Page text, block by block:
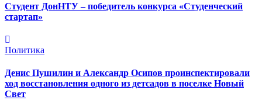
Студент ДонНТУ – победитель конкурса «Студенческий
стартап»
Политика
Денис Пушилин и Александр Осипов проинспектировали
ход восстановления одного из детсадов в поселке Новый
Свет